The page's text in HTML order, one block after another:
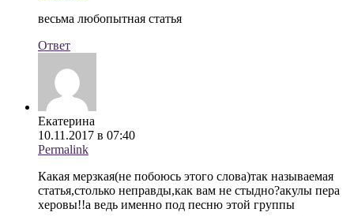
весьма любопытная статья
Ответ
Екатерина
10.11.2017 в 07:40
Permalink
Какая мерзкая(не побоюсь этого слова)так называемая
статья,столько неправды,как вам не стыдно?акулы пера
херовы!!а ведь именно под песню этой группы